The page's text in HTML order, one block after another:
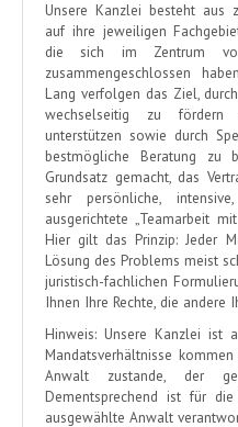
ERBRECHT
VERTRAGSRECHT
NEWS
ANFAHRT
LINKS
KONTAKT
IMPRESSUM
Unsere Kanzlei besteht aus
auf ihre jeweiligen
die sich im Zentrum
zusammengeschlossen
Lang verfolgen das Ziel,
wechselseitig zu
unterstützen sowie durch
bestmögliche Beratung zu
Grundsatz gemacht, das
sehr persönliche,
ausgerichtete „Teamarbeit
Hier gilt das Prinzip: Jeder
Lösung des Problems meist
juristisch-fachlichen
Ihnen Ihre Rechte, die andere
Hinweis: Unsere Kanzlei ist
Mandatsverhältnisse
Anwalt zustande, der
Dementsprechend ist für
ausgewählte Anwalt